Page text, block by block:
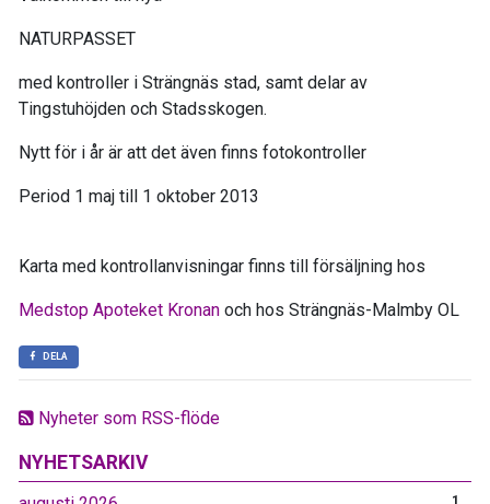
Nyheter som RSS-flöde
NYHETSARKIV
1
NATURPASSET
med kontroller i Strängnäs stad, samt delar av
Tingstuhöjden och Stadsskogen.
Nytt för i år är att det även finns fotokontroller
Period 1 maj till 1 oktober 2013
Karta med kontrollanvisningar finns till försäljning hos
Medstop Apoteket Kronan och hos Strängnäs-Malmby OL
DELA